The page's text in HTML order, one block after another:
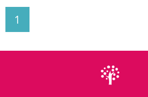
1